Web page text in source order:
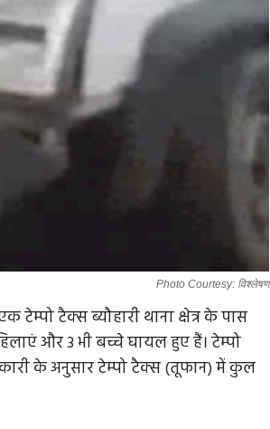
Photo Courtesy: विश्लेषण
टेम्पो टैक्स ब्यौहारी थाना क्षेत्र के पास
और 3 भी बच्चे घायल हुए हैं। टेम्पो
के अनुसार टेम्पो टैक्स (तूफान) में कुल